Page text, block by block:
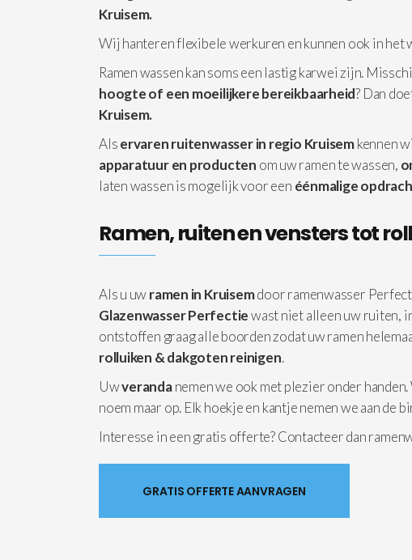
Kruisem.
Wij hanteren flexibele werkuren en kunnen ook in het
Ramen wassen kan soms een lastig karwei zijn.
hoogte of een moeilijkere bereikbaarheid? Dan
Kruisem.
Alservaren ruitenwasser in regio Kruisemkennen
apparatuuren producten om uw ramen te wassen,
laten wassen is mogelijk voor een éénmalige
Ramen, ruiten en vensters tot
Als u uwramen in Kruisemdoor ramenwasser
Glazenwasser Perfectiewast niet alleen uw ruiten,
ontstoffen graag alle boorden zodat uw ramen
rolluiken & dakgoten reinigen.
Uwverandanemen we ook met plezier onder
noem maar op. Elk hoekje en kantje nemen we aan de
Interesse in een gratis offerte? Contacteer dan
GRATIS OFFERTE AANVRAGEN